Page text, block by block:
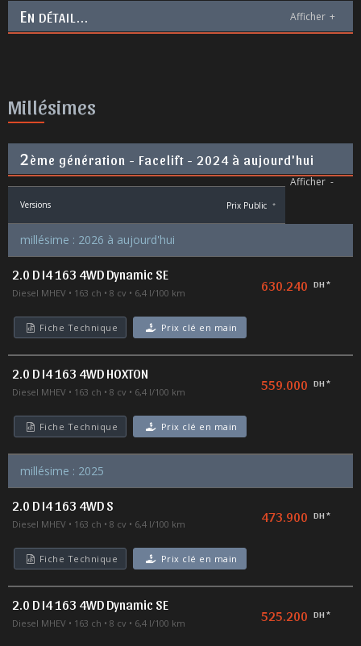
EN DÉTAIL... Afficher +
Millésimes
2ème génération - Facelift - 2024 à aujourd'hui
Afficher -
Versions Prix Public *
millésime : 2026 à aujourd'hui
2.0 D I4 163 4WD Dynamic SE
Diesel MHEV 163 ch 8 cv 6,4 l/100 km 630.240 DH *
Fiche Technique Prix clé en main
2.0 D I4 163 4WD HOXTON
Diesel MHEV 163 ch 8 cv 6,4 l/100 km 559.000 DH *
Fiche Technique Prix clé en main
millésime : 2025
2.0 D I4 163 4WD S
Diesel MHEV 163 ch 8 cv 6,4 l/100 km 473.900 DH *
Fiche Technique Prix clé en main
2.0 D I4 163 4WD Dynamic SE
Diesel MHEV 163 ch 8 cv 6,4 l/100 km 525.200 DH *